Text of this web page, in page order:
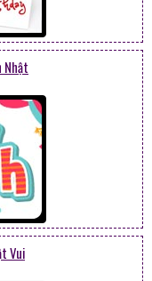
Nhật
Vui